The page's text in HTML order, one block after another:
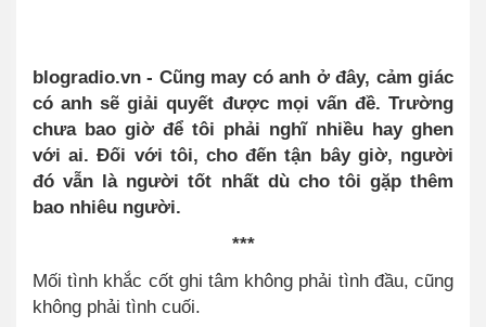
blogradio.vn - Cũng may có anh ở đây, cảm giác
có anh sẽ giải quyết được mọi vấn đề. Trường
chưa bao giờ để tôi phải nghĩ nhiều hay ghen
với ai. Đối với tôi, cho đến tận bây giờ, người
đó vẫn là người tốt nhất dù cho tôi gặp thêm
bao nhiêu người.
***
Mối tình khắc cốt ghi tâm không phải tình đầu, cũng
không phải tình cuối.